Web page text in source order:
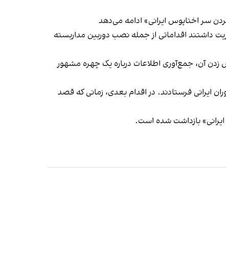
سر اختاپوس ایرانی» ادامه می‌دهد
جدید از جاسوسی مرتبط با جمهوری اسلامی خبر دادند که در آن دو جوان ۲۵ ساله ماموریت داشتند اقداماتی از جمله نصب دوربین مداربسته
زدن آن، جمع‌آوری اطلاعات درباره یک چهره مشهور
ایرانی فرستادند. در اقدام بعدی، زمانی که قصد